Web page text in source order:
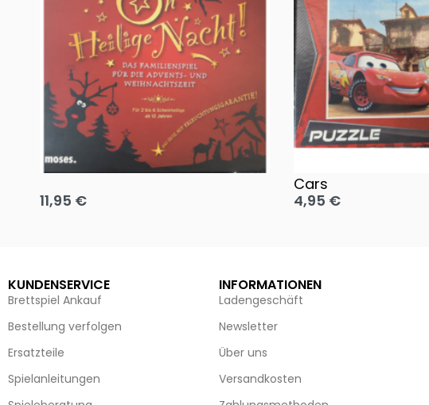
Oh, heilige Nacht!
11,95 €
Cars
4,95 €
KUNDENSERVICE
Brettspiel Ankauf
Bestellung verfolgen
Ersatzteile
Spielanleitungen
INFORMATIONEN
Ladengeschäft
Newsletter
Über uns
Versandkosten